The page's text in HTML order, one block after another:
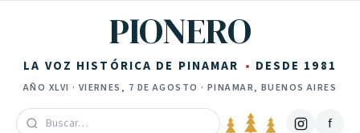
PIONERO
LA VOZ HISTÓRICA DE PINAMAR DESDE 1981
AÑO XLVI · VIERNES, 7 DE AGOSTO · PINAMAR, BUENOS AIRES
f